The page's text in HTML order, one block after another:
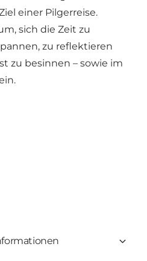
einer Pilgerreise.
sich die Zeit zu
zu reflektieren
zu besinnen – sowie im